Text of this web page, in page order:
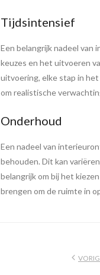
Tijdsintensief
Een belangrijk nadeel
keuzes en het uitvoeren
uitvoering, elke stap in
om realistische
Onderhoud
Een nadeel van
behouden. Dit kan
belangrijk om bij het
brengen om de ruimte in